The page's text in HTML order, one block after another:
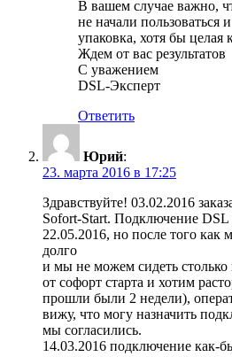
В вашем случае важно,
не начали
упаковка, хотя бы целая
Ждем от вас результатов
С уважением
DSL-Эксперт
Ответить
Юрий:
23. марта 2016 в 17:25
Здравствуйте! 03.02.2016
Sofort-Start. Подключение DSL
22.05.2016, но после того как
долго
и мы не можем сидеть
от софорт старта и хотим
прошли были 2 недели),
вижу, что могу назначить
мы согласились.
14.03.2016 подключение как-